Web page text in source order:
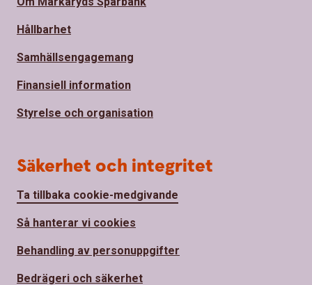
Hållbarhet
Samhällsengagemang
Finansiell information
Styrelse och organisation
Säkerhet och integritet
Ta tillbaka cookie-medgivande
Så hanterar vi cookies
Behandling av personuppgifter
Bedrägeri och säkerhet